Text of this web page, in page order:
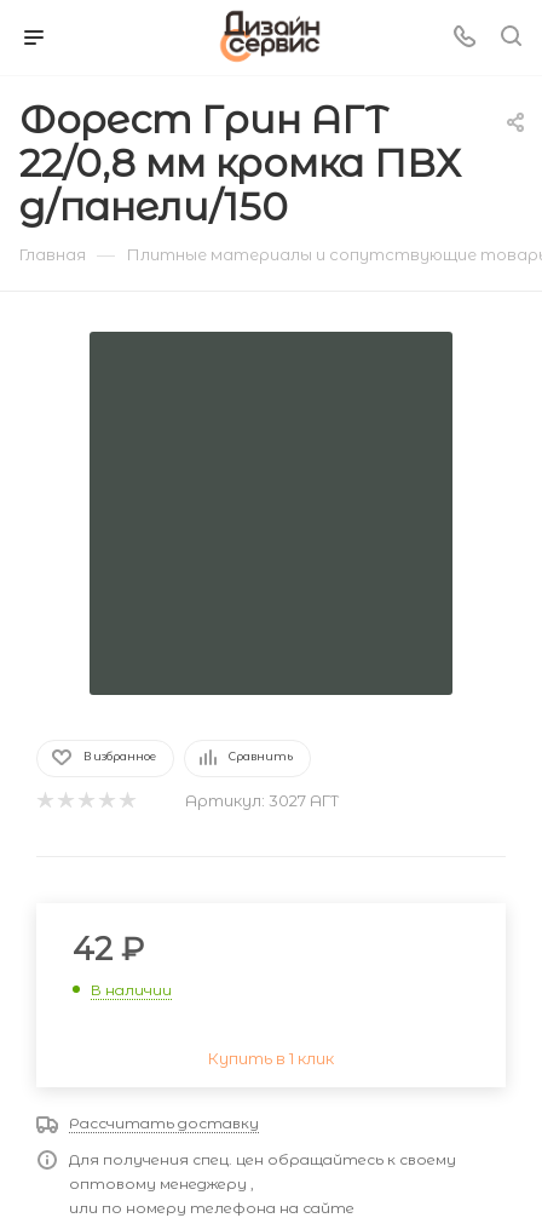
Форест Грин АГТ
22/0,8 мм кромка ПВХ
д/панели/150
Главная — Плитные материалы и сопутствующие
В избранное Сравнить
Артикул: 3027 АГТ
42 ₽
В наличии
Купить в 1 клик
Рассчитать доставку
Для получения спец. цен обращайтесь к своему
оптовому менеджеру ,
или по номеру телефона на сайте